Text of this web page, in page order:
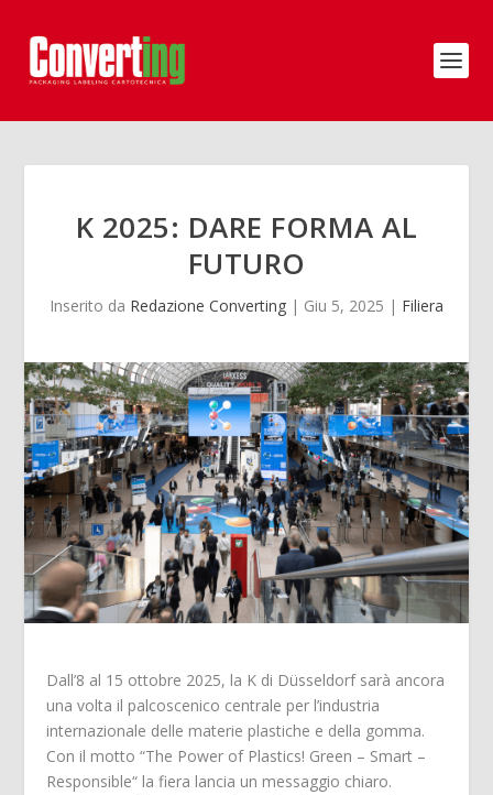
K 2025: DARE FORMA AL
FUTURO
Inserito da Redazione Converting | Giu 5, 2025 | Filiera
Dall’8 al 15 ottobre 2025, la K di Düsseldorf sarà ancora
una volta il palcoscenico centrale per l’industria
internazionale delle materie plastiche e della gomma.
Con il motto “The Power of Plastics! Green – Smart –
Responsible“ la fiera lancia un messaggio chiaro.